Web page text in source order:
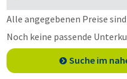
Alle angegebenen Preise
Noch keine passende
Suche im